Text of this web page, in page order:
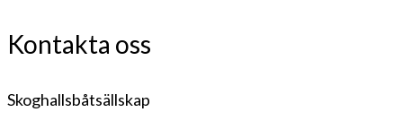
Kontakta oss
Skoghallsbåtsällskap